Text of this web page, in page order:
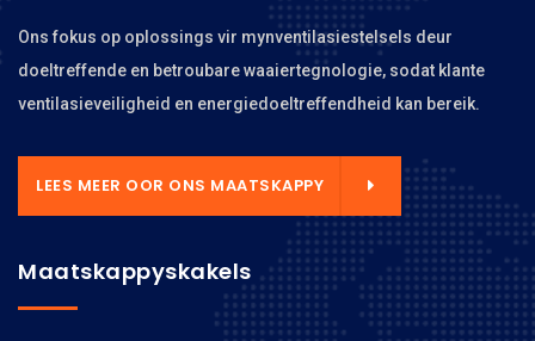
Ons fokus op oplossings vir mynventilasiestelsels deur
doeltreffende en betroubare waaiertegnologie, sodat klante
ventilasieveiligheid en energiedoeltreffendheid kan bereik.
LEES MEER OOR ONS MAATSKAPPY
Maatskappyskakels